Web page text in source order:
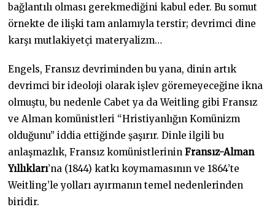
bağlantılı olması gerekmediğini kabul eder. Bu somut
örnekte de ilişki tam anlamıyla terstir; devrimci dine
karşı mutlakiyetçi materyalizm…
Engels, Fransız devriminden bu yana, dinin artık
devrimci bir ideoloji olarak işlev göremeyeceğine ikna
olmuştu, bu nedenle Cabet ya da Weitling gibi Fransız
ve Alman komünistleri “Hristiyanlığın Komünizm
olduğunu” iddia ettiğinde şaşırır. Dinle ilgili bu
anlaşmazlık, Fransız komünistlerininFransız-Alman
Yıllıkları’na (1844) katkı koymamasının ve 1864’te
Weitling’le yolları ayırmanın temel nedenlerinden
biridir.